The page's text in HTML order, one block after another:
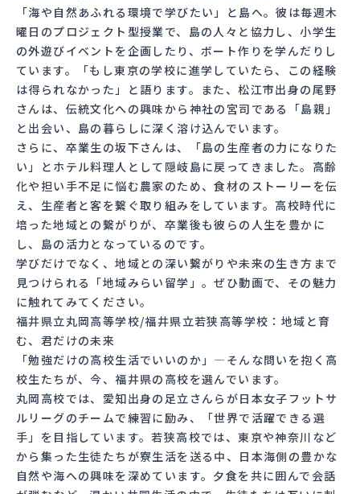
「海や自然あふれる環境で学びたい」と島へ。彼は毎週木
曜日のプロジェクト型授業で、島の人々と協力し、小学生
の外遊びイベントを企画したり、ボート作りを学んだりし
ています。「もし東京の学校に進学していたら、この経験
は得られなかった」と語ります。また、松江市出身の尾野
さんは、伝統文化への興味から神社の宮司である「島親」
と出会い、島の暮らしに深く溶け込んでいます。
さらに、卒業生の坂下さんは、「島の生産者の力になりた
い」とホテル料理人として隠岐島に戻ってきました。高齢
化や担い手不足に悩む農家のため、食材のストーリーを伝
え、生産者と客を繋ぐ取り組みをしています。高校時代に
培った地域との繋がりが、卒業後も彼らの人生を豊かに
し、島の活力となっているのです。
学びだけでなく、地域との深い繋がりや未来の生き方まで
見つけられる「地域みらい留学」。ぜひ動画で、その魅力
に触れてみてください。
福井県立丸岡高等学校/福井県立若狭高等学校：地域と育
む、君だけの未来
「勉強だけの高校生活でいいのか」—そんな問いを抱く高
校生たちが、今、福井県の高校を選んでいます。
丸岡高校では、愛知出身の足立さんらが日本女子フットサ
ルリーグのチームで練習に励み、「世界で活躍できる選
手」を目指しています。若狭高校では、東京や神奈川など
から集った生徒たちが寮生活を送る中、日本海側の豊かな
自然や海への興味を深めています。夕食を共に囲んで会話